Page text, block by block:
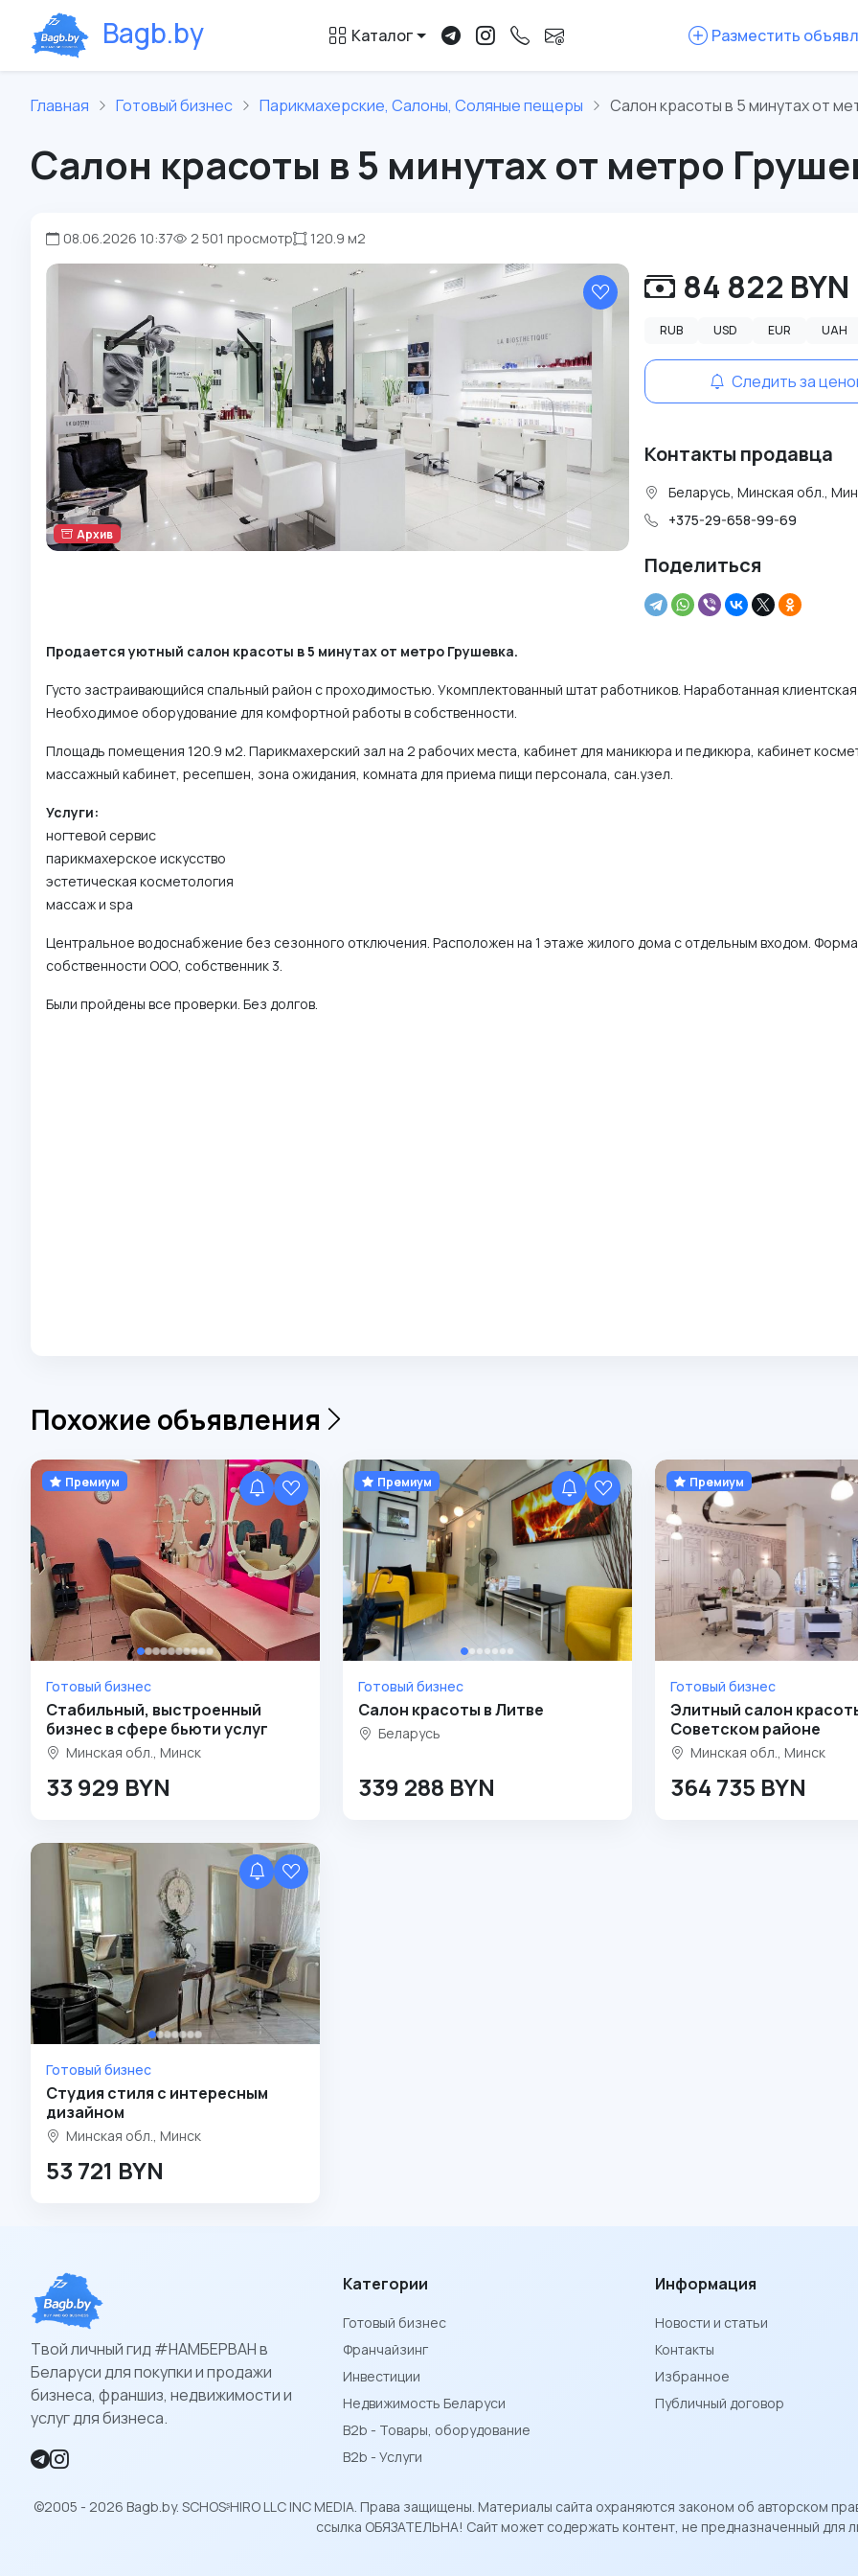
Bagb.by Каталог Разместить
Главная Готовый бизнес Парикмахерские, Салоны, Соляные пещеры Салон красоты в 5 минутах от
Салон красоты в 5 минутах от метро
08.06.2026 10:37 2 501 просмотр 120.9 м2
Архив
84 822 BYN
RUB USD EUR UAH
Следить за
Контакты продавца
Беларусь, Минская обл.,
+375-29-658-99-69
Поделиться
Продается уютный салон красоты в 5 минутах от метро Грушевка.
Густо застраивающийся спальный район с проходимостью. Укомплектованный штат работников. Наработанная
Необходимое оборудование для комфортной работы в собственности.
Площадь помещения 120.9 м2. Парикмахерский зал на 2 рабочих места, кабинет для маникюра и педикюра, кабинет
массажный кабинет, ресепшен, зона ожидания, комната для приема пищи персонала, сан.узел.
Услуги:
ногтевой сервис
парикмахерское искусство
эстетическая косметология
массаж и spa
Центральное водоснабжение без сезонного отключения. Расположен на 1 этаже жилого дома с отдельным входом. Форма
собственности ООО, собственник 3.
Были пройдены все проверки. Без долгов.
Похожие объявления
Премиум
Готовый бизнес
Стабильный, выстроенный
бизнес в сфере бьюти услуг
Минская обл., Минск
33 929 BYN
Премиум
Готовый бизнес
Салон красоты в Литве
Беларусь
339 288 BYN
Премиум
Готовый бизнес
Элитный салон
Советском районе
Минская обл., Минск
364 735 BYN
Готовый бизнес
Студия стиля с интересным
дизайном
Минская обл., Минск
53 721 BYN
Твой личный гид #НАМБЕРВАН в
Беларуси для покупки и продажи
бизнеса, франшиз, недвижимости и
услуг для бизнеса.
Категории
Готовый бизнес
Франчайзинг
Инвестиции
Недвижимость Беларуси
B2b - Товары, оборудование
B2b - Услуги
Информация
Новости и статьи
Контакты
Избранное
Публичный договор
©2005 - 2026 Bagb.by. SCHOSᶳHIRO LLC INC MEDIA. Права защищены. Материалы сайта охраняются законом об авторском
ссылка ОБЯЗАТЕЛЬНА! Сайт может содержать контент, не предназначенный для